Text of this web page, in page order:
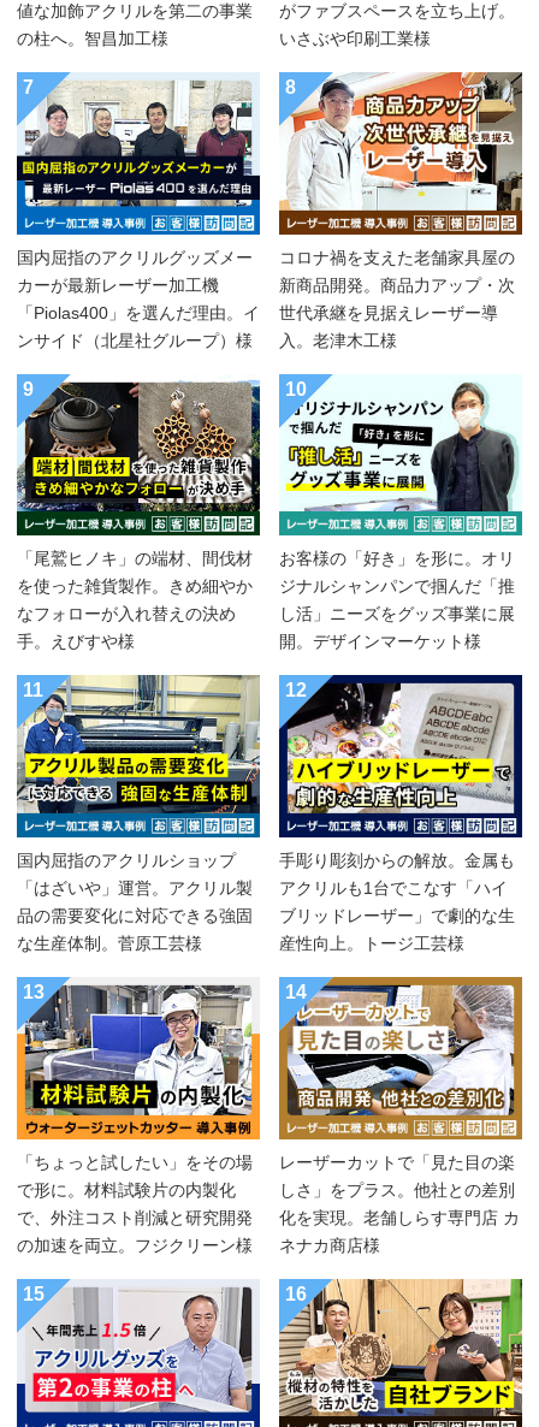
値な加飾アクリルを第二の事業
の柱へ。智昌加工様
がファブスペースを立ち上げ。
いさぶや印刷工業様
7
国内屈指のアクリルグッズメー
カーが最新レーザー加工機
「Piolas400」を選んだ理由。イ
ンサイド（北星社グループ）様
8
コロナ禍を支えた老舗家具屋の
新商品開発。商品力アップ・次
世代承継を見据えレーザー導
入。老津木工様
9
「尾鷲ヒノキ」の端材、間伐材
を使った雑貨製作。きめ細やか
なフォローが入れ替えの決め
手。えびすや様
10
お客様の「好き」を形に。オリ
ジナルシャンパンで掴んだ「推
し活」ニーズをグッズ事業に展
開。デザインマーケット様
11
国内屈指のアクリルショップ
「はざいや」運営。アクリル製
品の需要変化に対応できる強固
な生産体制。菅原工芸様
12
手彫り彫刻からの解放。金属も
アクリルも1台でこなす「ハイ
ブリッドレーザー」で劇的な生
産性向上。トージ工芸様
13
「ちょっと試したい」をその場
で形に。材料試験片の内製化
で、外注コスト削減と研究開発
の加速を両立。フジクリーン様
14
レーザーカットで「見た目の楽
しさ」をプラス。他社との差別
化を実現。老舗しらす専門店 カ
ネナカ商店様
15 16